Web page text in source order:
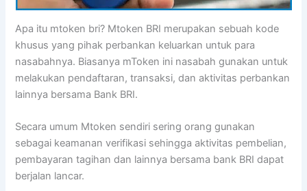
Apa itu mtoken bri? Mtoken BRI merupakan sebuah kode
khusus yang pihak perbankan keluarkan untuk para
nasabahnya. Biasanya mToken ini nasabah gunakan untuk
melakukan pendaftaran, transaksi, dan aktivitas perbankan
lainnya bersama Bank BRI.
Secara umum Mtoken sendiri sering orang gunakan
sebagai keamanan verifikasi sehingga aktivitas pembelian,
pembayaran tagihan dan lainnya bersama bank BRI dapat
berjalan lancar.